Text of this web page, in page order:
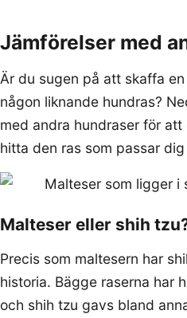
Jämförelser med
Är du sugen på att skaffa
någon liknande hundras?
med andra hundraser för att
hitta den ras som passar
Malteser eller shih
Precis som maltesern har
historia. Bägge raserna har
och shih tzu gavs bland